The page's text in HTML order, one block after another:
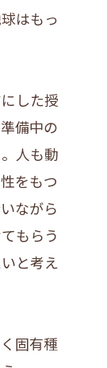
はもっ
した授
備中の
人も動
をもつ
ながら
もらう
と考え
固有種